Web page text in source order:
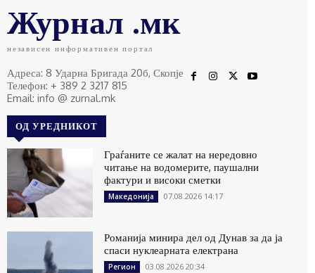
Журнал .мк
независен информативен портал
Адреса: 8 Ударна Бригада 20б, Скопје
Телефон: + 389 2 3217 815
Email: info @ zurnal.mk
ОД УРЕДНИКОТ
Граѓаните се жалат на нередовно
читање на водомерите, паушални
фактури и високи сметки
Македонија 07.08.2026 14:17
Романија минира дел од Дунав за да ја
спаси нуклеарната електрана
Регион 03.08.2026 20:34